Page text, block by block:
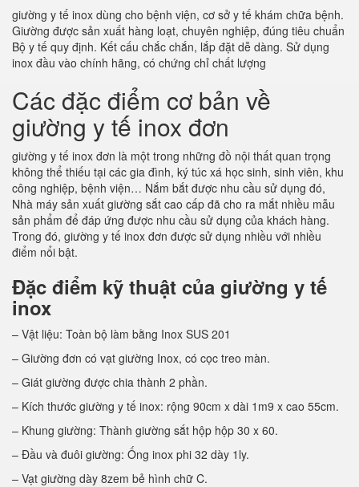
giường y tế inox dùng cho bệnh viện, cơ sở y tế khám chữa bệnh.
Giường được sản xuất hàng loạt, chuyên nghiệp, đúng tiêu chuẩn
Bộ y tế quy định. Kết cấu chắc chắn, lắp đặt dễ dàng. Sử dụng
inox đầu vào chính hãng, có chứng chỉ chất lượng
Các đặc điểm cơ bản về
giường y tế inox đơn
giường y tế inox đơn là một trong những đồ nội thất quan trọng
không thể thiếu tại các gia đình, ký túc xá học sinh, sinh viên, khu
công nghiệp, bệnh viện… Nắm bắt được nhu cầu sử dụng đó,
Nhà máy sản xuất giường sắt cao cấp đã cho ra mắt nhiều mẫu
sản phẩm để đáp ứng được nhu cầu sử dụng của khách hàng.
Trong đó, giường y tế inox đơn được sử dụng nhiều với nhiều
điểm nổi bật.
Đặc điểm kỹ thuật của giường y tế
inox
– Vật liệu: Toàn bộ làm bằng Inox SUS 201
– Giường đơn có vạt giường Inox, có cọc treo màn.
– Giát giường được chia thành 2 phần.
– Kích thước giường y tế inox: rộng 90cm x dài 1m9 x cao 55cm.
– Khung giường: Thành giường sắt hộp hộp 30 x 60.
– Đầu và đuôi giường: Ống inox phi 32 dày 1ly.
– Vạt giường dày 8zem bẻ hình chữ C.